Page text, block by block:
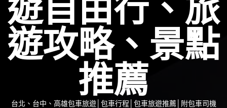
遊自由行、旅
遊攻略、景點
推薦
台北、台中、高雄包車旅遊│包車行程│包車旅遊推薦│附包車司機